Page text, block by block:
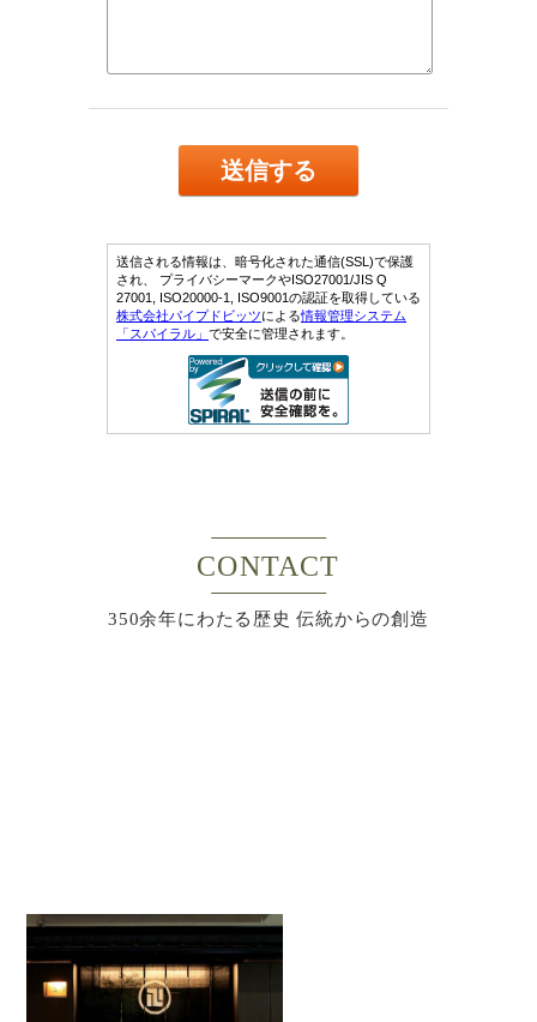
CONTACT
350余年にわたる歴史 伝統からの創造